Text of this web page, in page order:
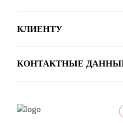
КЛИЕНТУ
КОНТАКТНЫЕ